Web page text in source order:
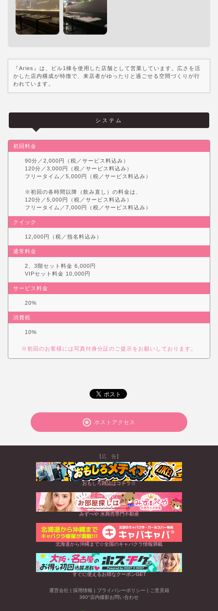
『Aries』は、ビル1棟を使用した店舗として営業しています。広さを活
かした店内構成が特徴で、来店者がゆったりと過ごせる空間づくりが行
われています。
システム
初回料金
90分／2,000円（税／サービス料込み）
120分／3,000円（税／サービス料込み）
フリータイム／5,000円（税／サービス料込み）
※初回の各時間以降（飲み直し）の料金は、
120分／5,000円（税／サービス料込み）
フリータイム／7,000円（税／サービス料込み）
クイック
12,000円（税／指名料込み）
通常料金
2、3階セット料金 6,000円
VIPセット料金 10,000円
サービス料金
20%
消費税
10%
※初回のお客様には写真付身分証のご提示をお願いしております。
ホストアクセス
【広 告】
おもしろ雑誌はコチラ☆
みずべや 水商売専門不動産
北海道から沖縄まで☆全国のキャバクラ情報満載
すぐに使えるお得なクーポンGET
運営会社 | 採用情報 | プライバシーポリシー | ご意見箱
360°店内撮影お問い合わせ